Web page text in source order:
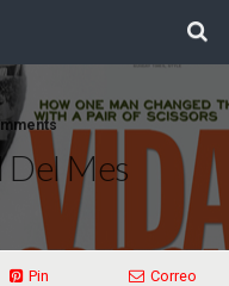
Del Mes
Pin
Correo